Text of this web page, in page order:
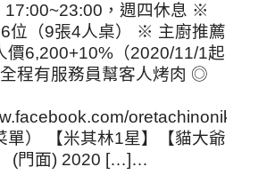
，週四休息 ※
位（9張4人桌） ※ 主廚推薦
價6,200+10%（2020/11/1起
程有服務員幫客人烤肉 ◎
oretachinonikuya/
單） 【米其林1星】【貓大爺
(門面) 2020 […]…